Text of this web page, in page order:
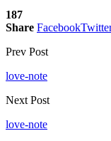
187
Share Facebook
Prev Post
love-note
Next Post
love-note